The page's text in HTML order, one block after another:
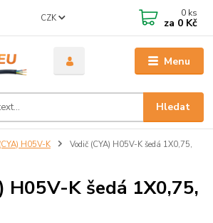
Menu
CZK
Hledat
0 ks
za 0 Kč
(CYA) H05V-K
Vodič (CYA) H05V-K šedá 1X0,75,
H05V-K šedá 1X0,75,